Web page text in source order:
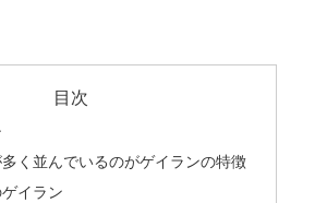
目次
多く並んでいるのがゲイランの特徴
イラン